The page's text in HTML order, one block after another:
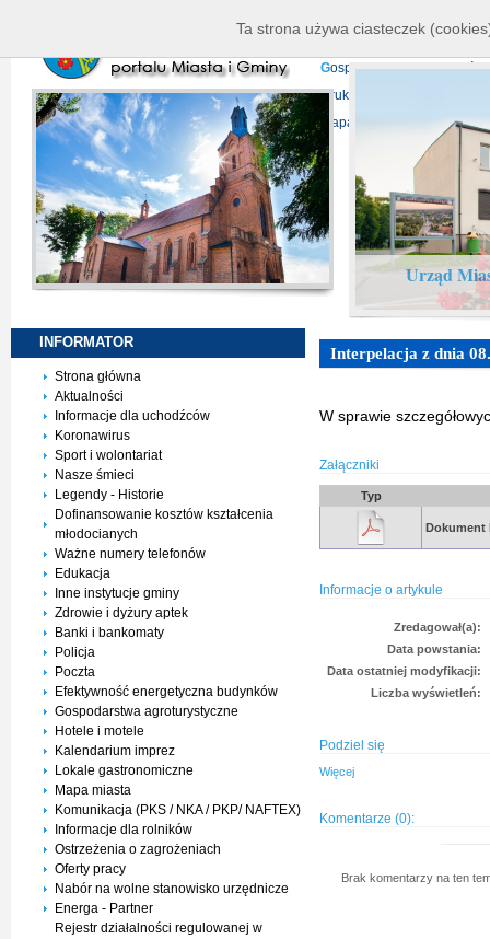
P
rojekty europejskie
Gospodarka
D ruki do pobrania
Mapa serwisu
Urząd
INFORMATOR
Strona główna
Aktualności
Informacje dla uchodźców
Koronawirus
Sport i wolontariat
Nasze śmieci
Legendy - Historie
Dofinansowanie kosztów kształcenia
młodocianych
Ważne numery telefonów
Edukacja
Inne instytucje gminy
Zdrowie i dyżury aptek
Banki i bankomaty
Policja
Poczta
Efektywność energetyczna budynków
Gospodarstwa agroturystyczne
Hotele i motele
Kalendarium imprez
Lokale gastronomiczne
Mapa miasta
Komunikacja (PKS / NKA / PKP/ NAFTEX)
Informacje dla rolników
Ostrzeżenia o zagrożeniach
Oferty pracy
Nabór na wolne stanowisko urzędnicze
Energa - Partner
Rejestr działalności regulowanej w
Interpelacja z dnia
W sprawie
Załączniki
Typ
Dokument
Informacje o artykule
Zredagował(a):
Data powstania:
Data ostatniej modyfikacji:
Liczba wyświetleń:
Podziel się
Więcej
Komentarze (0):
Brak komentarzy na ten
Ta strona używa ciasteczek